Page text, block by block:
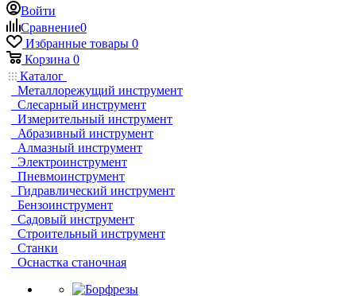
Войти
Сравнение0
Избранные товары 0
Корзина 0
Каталог
Металлорежущий инструмент
Слесарный инструмент
Измерительный инструмент
Абразивный инструмент
Алмазный инструмент
Электроинструмент
Пневмоинструмент
Гидравлический инструмент
Бензоинструмент
Садовый инструмент
Строительный инструмент
Станки
Оснастка станочная